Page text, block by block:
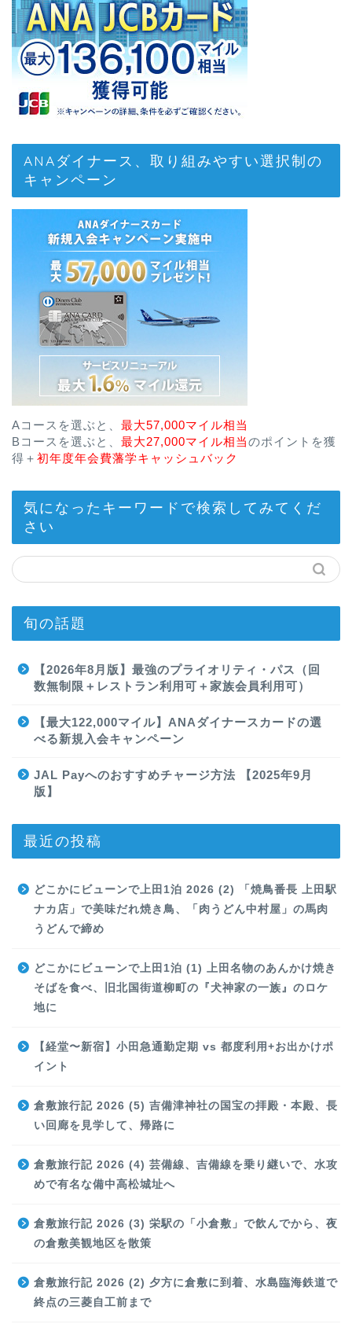
ANAダイナース、取り組みやすい選択制の
キャンペーン
Aコースを選ぶと、 最大57,000マイル相当
Bコースを選ぶと、 最大27,000マイル相当のポイントを獲
得＋ 初年度年会費藩学キャッシュバック
気になったキーワードで検索してみてくだ
さい
旬の話題
【2026年8月版】最強のプライオリティ・パス（回
数無制限＋レストラン利用可＋家族会員利用可）
【最大122,000マイル】ANAダイナースカードの選
べる新規入会キャンペーン
JAL Payへのおすすめチャージ方法 【2025年9月
版】
最近の投稿
どこかにビューンで上田1泊 2026 (2) 「焼鳥番長 上田駅
ナカ店」で美味だれ焼き鳥、「肉うどん中村屋」の馬肉
うどんで締め
どこかにビューンで上田1泊 (1) 上田名物のあんかけ焼き
そばを食べ、旧北国街道柳町の『犬神家の一族』のロケ
地に
【経堂〜新宿】小田急通勤定期 vs 都度利用+お出かけポ
イント
倉敷旅行記 2026 (5) 吉備津神社の国宝の拝殿・本殿、長
い回廊を見学して、帰路に
倉敷旅行記 2026 (4) 芸備線、吉備線を乗り継いで、水攻
めで有名な備中高松城址へ
倉敷旅行記 2026 (3) 栄駅の「小倉敷」で飲んでから、夜
の倉敷美観地区を散策
倉敷旅行記 2026 (2) 夕方に倉敷に到着、水島臨海鉄道で
終点の三菱自工前まで